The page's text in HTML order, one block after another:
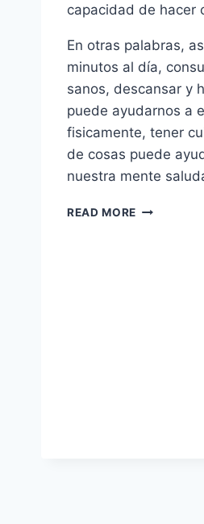
capacidad de hacer
En otras palabras,
minutos al día,
sanos, descansar y
puede ayudarnos a
fisicamente, tener
de cosas puede
nuestra mente
READ MORE